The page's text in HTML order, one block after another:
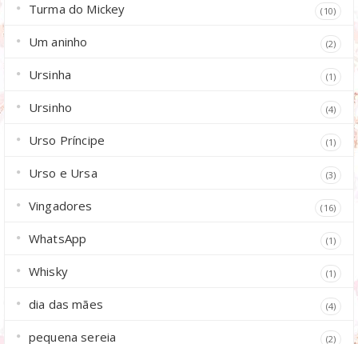
Turma do Mickey (10)
Um aninho (2)
Ursinha (1)
Ursinho (4)
Urso Príncipe (1)
Urso e Ursa (3)
Vingadores (16)
WhatsApp (1)
Whisky (1)
dia das mães (4)
pequena sereia (2)